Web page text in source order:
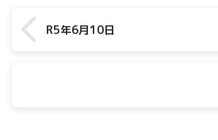
R5年6月10日